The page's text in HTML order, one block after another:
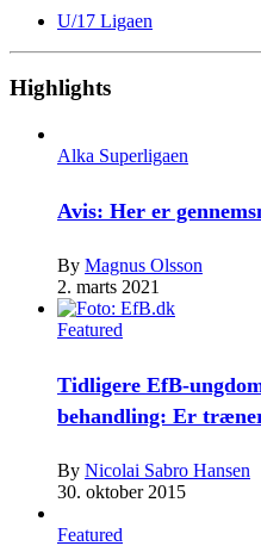
U/17 Ligaen
Highlights
Alka Superligaen
Avis: Her er
By Magnus Olsson
2. marts 2021
Featured
Tidligere EfB-
behandling: Er
By Nicolai Sabro Hansen
30. oktober 2015
Featured